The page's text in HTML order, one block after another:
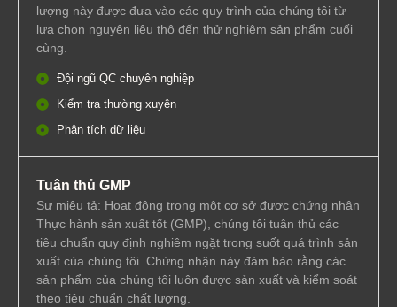
lượng này được đưa vào các quy trình của chúng tôi từ
lựa chọn nguyên liệu thô đến thử nghiệm sản phẩm cuối
cùng.
Đội ngũ QC chuyên nghiệp
Kiểm tra thường xuyên
Phân tích dữ liệu
Tuân thủ GMP
Sự miêu tả: Hoạt động trong một cơ sở được chứng nhận
Thực hành sản xuất tốt (GMP), chúng tôi tuân thủ các
tiêu chuẩn quy định nghiêm ngặt trong suốt quá trình sản
xuất của chúng tôi. Chứng nhận này đảm bảo rằng các
sản phẩm của chúng tôi luôn được sản xuất và kiểm soát
theo tiêu chuẩn chất lượng.